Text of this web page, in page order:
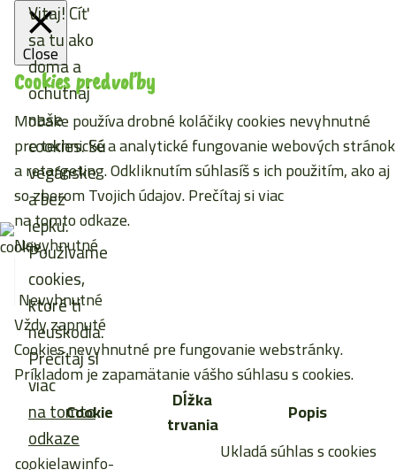
Vitaj! Cíť
sa tu ako
doma a
ochutnaj
naše
cookies. Sú
vegánske
a bez
lepku.
Používame
cookies,
ktoré ti
neuškodia.
Prečítaj si
viac
na tomto
odkaze
Close
Cookies predvoľby
Mobake používa drobné koláčiky cookies nevyhnutné
pre technické a analytické fungovanie webových stránok
a retargeting. Odkliknutím súhlasíš s ich použitím, ako aj
so zberom Tvojich údajov. Prečítaj si viac
na tomto odkaze.
Nevyhnutné
Nevyhnutné
Vždy zapnuté
Cookies nevyhnutné pre fungovanie webstránky.
Príkladom je zapamätanie vášho súhlasu s cookies.
Cookie
Dĺžka
trvania
Popis
cookielawinfo-
Ukladá súhlas s cookies